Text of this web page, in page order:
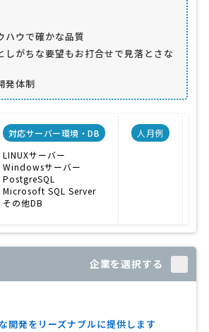
ハウで確かな品質
しがちな要望もお打合せで見落とさな
発体制
対応サーバー環境・DB
LINUXサーバー
Windowsサーバー
PostgreSQL
Microsoft SQL Server
その他DB
人月例
企業を選択する
開発をリーズナブルに提供します